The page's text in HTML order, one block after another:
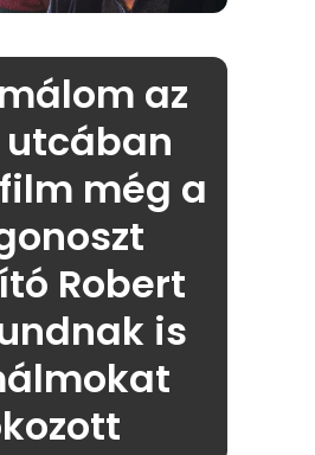
az
utcában
még a
Robert
is